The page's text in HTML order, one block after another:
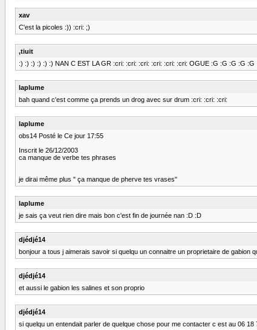
xav
C'est la picoles :)) :cri: ;)
,tiuit
:) :) :) :) :) :) NAN C EST LA GR :cri: :cri: :cri: :cri: :cri: :cri: OGUE :G :G :G :G :G
laplume
bah quand c'est comme ça prends un drog avec sur drum :cri: :cri: :cri:
laplume
obs14 Posté le Ce jour 17:55
Inscrit le 26/12/2003
ca manque de verbe tes phrases
je dirai même plus " ça manque de pherve tes vrases"
laplume
je sais ça veut rien dire mais bon c'est fin de journée nan :D :D
djédjé14
bonjour a tous j aimerais savoir si quelqu un connaitre un proprietaire de gabion
djédjé14
et aussi le gabion les salines et son proprio
djédjé14
si quelqu un entendait parler de quelque chose pour me contacter c est au 06 18